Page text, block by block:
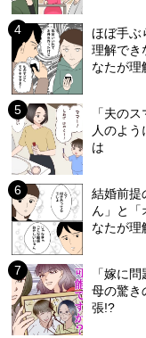
ほぼ手ぶ
理解でき
なたが理
「夫の
人のよ
は
結婚前
ん」と
なたが理
「嫁に
母の驚き
張!?